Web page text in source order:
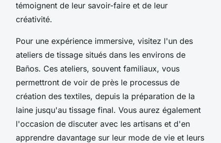
témoignent de leur savoir-faire et de leur
créativité.
Pour une expérience immersive, visitez l'un des
ateliers de tissage situés dans les environs de
Baños. Ces ateliers, souvent familiaux, vous
permettront de voir de près le processus de
création des textiles, depuis la préparation de la
laine jusqu'au tissage final. Vous aurez également
l'occasion de discuter avec les artisans et d'en
apprendre davantage sur leur mode de vie et leurs